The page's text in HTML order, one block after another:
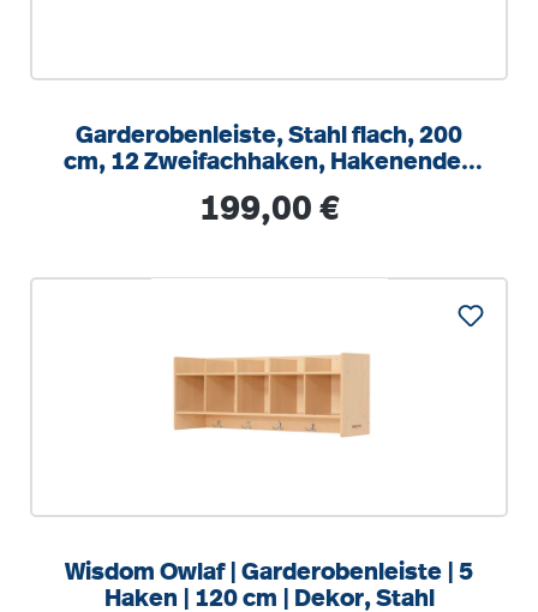
Garderobenleiste, Stahl flach, 200
cm, 12 Zweifachhaken, Hakenenden
Regulärer Preis:
199,00 €
Wisdom Owlaf | Garderobenleiste | 5
Haken | 120 cm | Dekor, Stahl